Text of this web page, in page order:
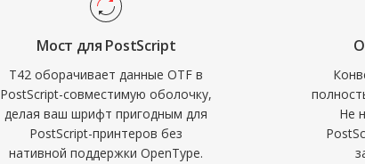
Мост для PostScript
T42 оборачивает данные OTF в
PostScript-совместимую оболочку,
делая ваш шрифт пригодным для
PostScript-принтеров без
нативной поддержки OpenType.
Не